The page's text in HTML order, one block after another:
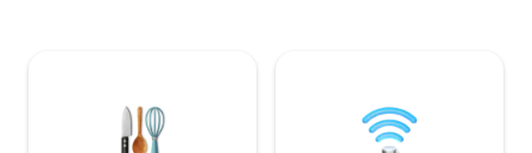
villa, servicio de limpieza diario, servicio
de niñera y experiencias personalizadas